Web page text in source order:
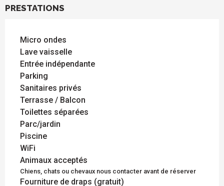
PRESTATIONS
Micro ondes
Lave vaisselle
Entrée indépendante
Parking
Sanitaires privés
Terrasse / Balcon
Toilettes séparées
Parc/jardin
Piscine
WiFi
Animaux acceptés
Chiens, chats ou chevaux nous contacter avant de réserver
Fourniture de draps (gratuit)